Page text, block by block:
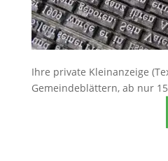
Ihre private Kleinanzeige
Gemeindeblättern, ab nur